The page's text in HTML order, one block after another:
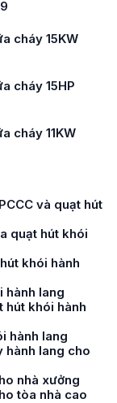
cháy 15KW
cháy 15HP
cháy 11KW
và quạt hút
quạt hút khói
khói hành
hành lang
hút khói hành
hành lang
hành lang cho
nhà xưởng
tòa nhà cao